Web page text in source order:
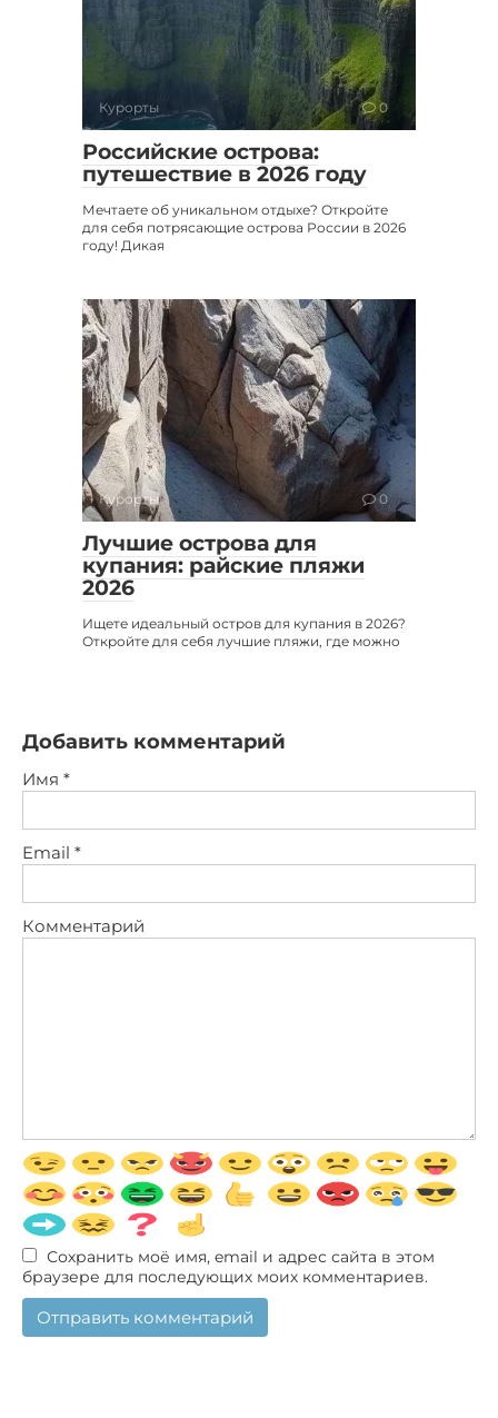
Курорты 0
Российские острова:
путешествие в 2026 году
Мечтаете об уникальном отдыхе? Откройте
для себя потрясающие острова России в 2026
году! Дикая
Курорты 0
Лучшие острова для
купания: райские пляжи
2026
Ищете идеальный остров для купания в 2026?
Откройте для себя лучшие пляжи, где можно
Добавить комментарий
Имя *
Email *
Комментарий
Сохранить моё имя, email и адрес сайта в этом
браузере для последующих моих комментариев.